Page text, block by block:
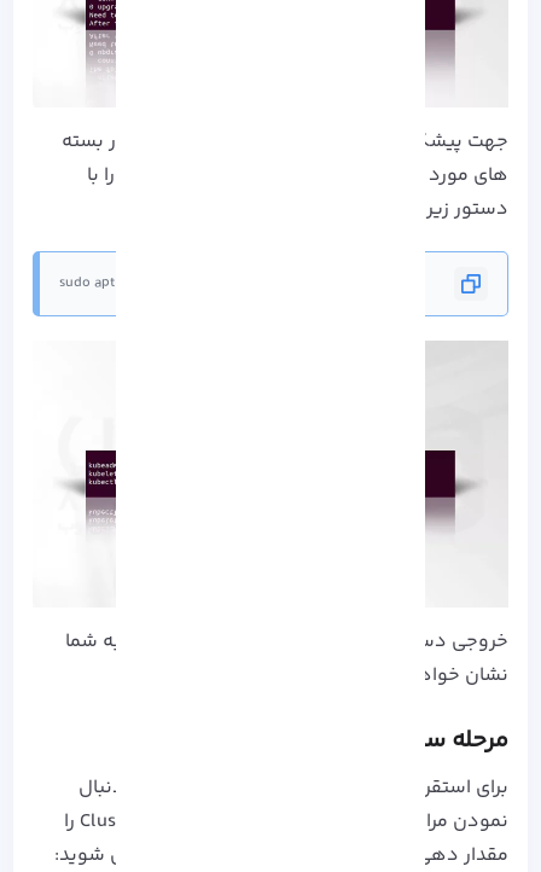
جهت پیشگیری کامل از نصب، ارتقا یا حذف خودکار بسته‌
های مورد نظر در نصب Kubernetes روی اوبونتو، را با
دستور زیر علامت گذاری کنید:
sudo apt-mark hold kubeadm kubelet kubectl
خروجی دستور بالا اطلاعات Basic Deployment را به شما
نشان خواهد داد.
مرحله سوم: Deploy کردن Kubernetes
برای استقرار و یا به اصطلاح Deploy کردن باید با دنبال
نمودن مراحل زیر ابتدا تنظیمات را وارد کرده و Cluster را
مقدار دهی کنید تا بتوانید به Worker Node متصل شوید: